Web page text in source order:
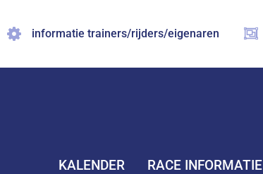
naar
de
informatie trainers/rijders/eigenaren
KALENDER RACE INFORMATIE